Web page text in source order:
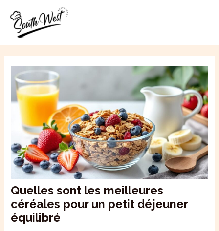
contenu
Quelles sont les meilleures
céréales pour un petit déjeuner
équilibré